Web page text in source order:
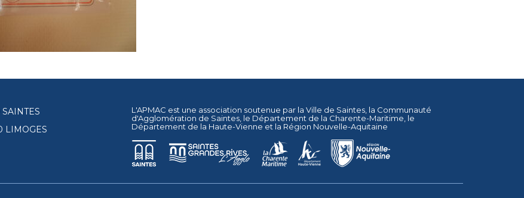
LIMOGES
L'APMAC est une association soutenue par la Ville de Saintes , la Communauté
d'Agglomération de Saintes , le Département de la Charente-Maritime , le
Département de la Haute-Vienne et la Région Nouvelle-Aquitaine